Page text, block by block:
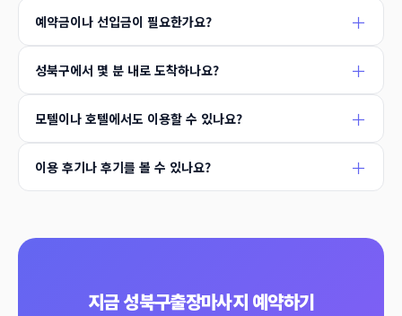
예약금이나 선입금이 필요한가요?
성북구에서 몇 분 내로 도착하나요?
모텔이나 호텔에서도 이용할 수 있나요?
이용 후기나 후기를 볼 수 있나요?
지금 성북구출장마사지 예약하기